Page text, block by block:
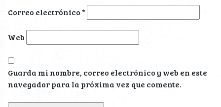
Correo electrónico*
Web
Guarda mi nombre, correo electrónico y web en este
navegador para la próxima vez que comente.